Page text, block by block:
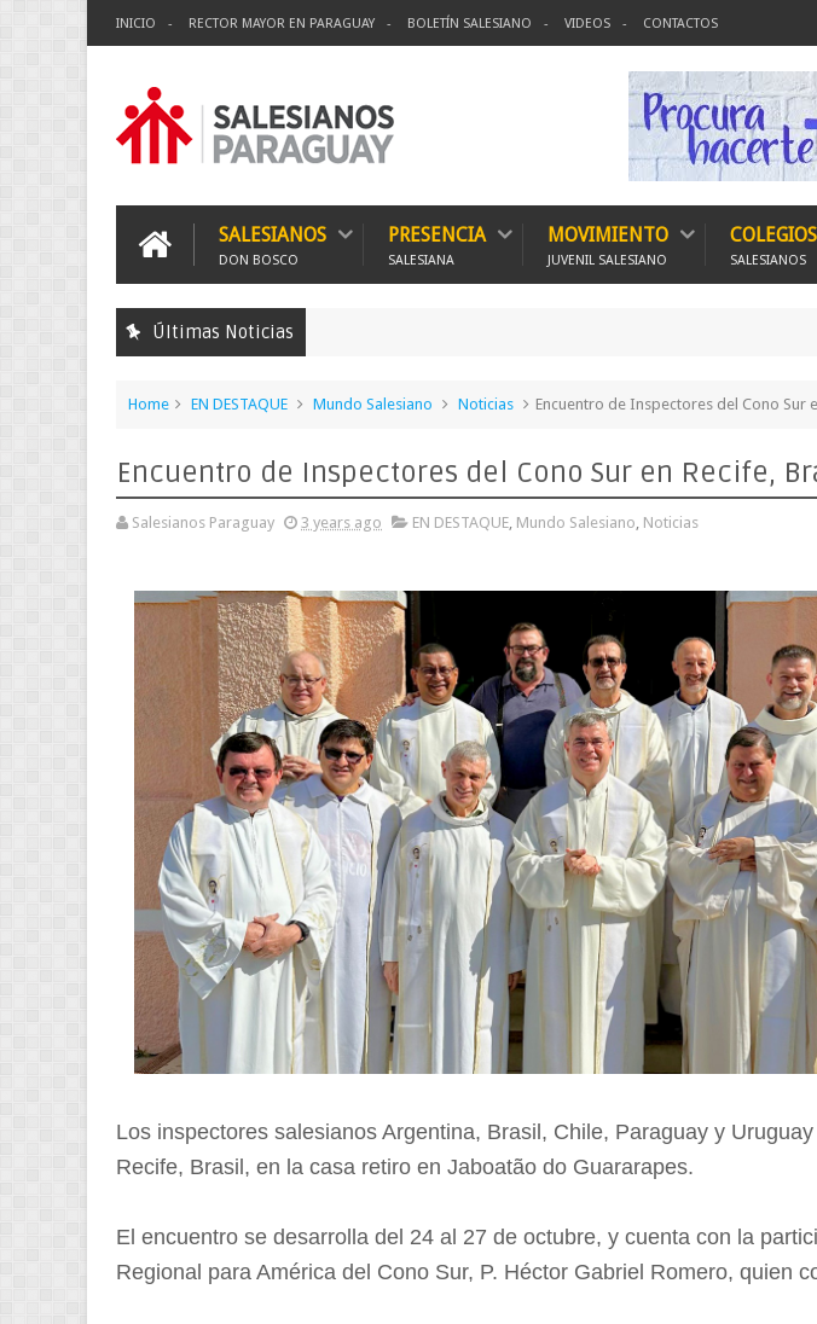
INICIO RECTOR MAYOR EN PARAGUAY BOLETÍN SALESIANO VIDEOS CONTACTOS
SALESIANOS
DON BOSCO
PRESENCIA
SALESIANA
MOVIMIENTO
JUVENIL SALESIANO
COLEGIOS
SALESIANOS
Últimas Noticias
Home EN DESTAQUE Mundo Salesiano Noticias Encuentro de Inspectores del Cono Sur
Encuentro de Inspectores del Cono Sur en Recife,
Salesianos Paraguay 3 years ago EN DESTAQUE, Mundo Salesiano, Noticias
Los inspectores salesianos Argentina, Brasil, Chile, Paraguay y
Recife, Brasil, en la casa retiro en Jaboatão do Guararapes.
El encuentro se desarrolla del 24 al 27 de octubre, y cuenta con la
Regional para América del Cono Sur, P. Héctor Gabriel Romero, quien